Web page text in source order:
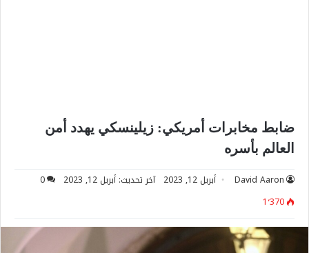
ضابط مخابرات أمريكي: زيلينسكي يهدد أمن
العالم بأسره
David Aaron أبريل 12, 2023 آخر تحديث: أبريل 12, 2023
0
1٬370